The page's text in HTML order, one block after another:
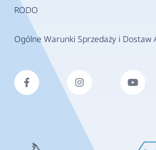
RODO
Ogólne Warunki Sprzedaży i Dostaw